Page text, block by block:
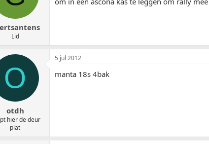
Lid
O
otdh
hier de deur
plat
5 jul 2012
manta 18s 4bak